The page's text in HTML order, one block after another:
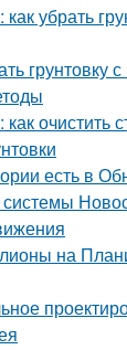
убрать
грунтовку с
очистить
есть в
на